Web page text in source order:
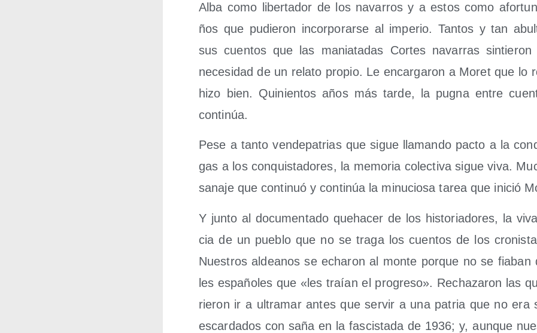
Alba como liber­ta­dor de los nava­rros y a estos como
ños que pudie­ron incor­po­rar­se al impe­rio. Tan­tos y tan
sus cuen­tos que las mania­ta­das Cor­tes nava­rras sin­tie­ron
nece­si­dad de un rela­to pro­pio. Le encar­ga­ron a Moret que lo
hizo bien. Qui­nien­tos años más tar­de, la pug­na entre
continúa.
Pese a tan­to ven­de­pa­trias que sigue lla­man­do pac­to a la
gas a los con­quis­ta­do­res, la memo­ria colec­ti­va sigue viva.
sa­na­je que con­ti­nuó y con­ti­núa la minu­cio­sa tarea que ini­ció
Y jun­to al docu­men­ta­do queha­cer de los his­to­ria­do­res, la
cia de un pue­blo que no se tra­ga los cuen­tos de los
Nues­tros aldea­nos se echa­ron al mon­te por­que no se
les espa­ño­les que «les traían el pro­gre­so». Recha­za­ron las
rie­ron ir a ultra­mar antes que ser­vir a una patria que no era
escar­da­dos con saña en la fas­cis­ta­da de 1936; y, aun­que